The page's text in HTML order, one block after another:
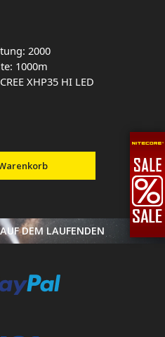
2000
1000m
XHP35 HI LED
DEM LAUFENDEN